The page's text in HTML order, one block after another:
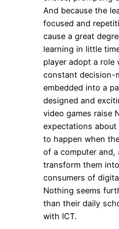
And because the
focused and
cause a great
learning in little
player adopt a role
constant decision-
embedded into a
designed and
video games raise
expectations
to happen when
of a computer and,
transform them
consumers of
Nothing seems
than their daily
with ICT.